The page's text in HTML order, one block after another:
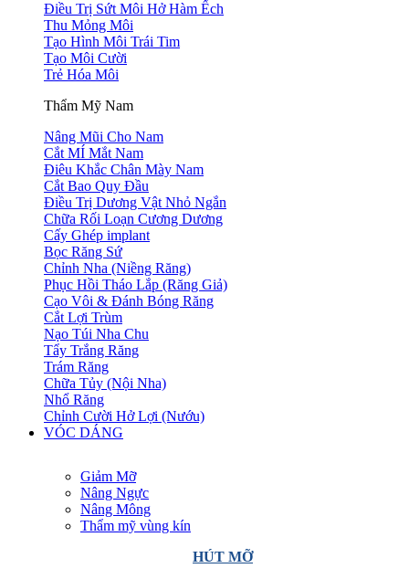
Điều Trị Sứt Môi Hở Hàm Ếch
Thu Mỏng Môi
Tạo Hình Môi Trái Tim
Tạo Môi Cười
Trẻ Hóa Môi
Thẩm Mỹ Nam
Nâng Mũi Cho Nam
Cắt MÍ Mắt Nam
Điêu Khắc Chân Mày Nam
Cắt Bao Quy Đầu
Điều Trị Dương Vật Nhỏ Ngắn
Chữa Rối Loạn Cương Dương
Cấy Ghép implant
Bọc Răng Sứ
Chỉnh Nha (Niềng Răng)
Phục Hồi Tháo Lắp (Răng Giả)
Cạo Vôi & Đánh Bóng Răng
Cắt Lợi Trùm
Nạo Túi Nha Chu
Tẩy Trắng Răng
Trám Răng
Chữa Tủy (Nội Nha)
Nhổ Răng
Chỉnh Cười Hở Lợi (Nướu)
VÓC DÁNG
Giảm Mỡ
Nâng Ngực
Nâng Mông
Thẩm mỹ vùng kín
HÚT MỠ